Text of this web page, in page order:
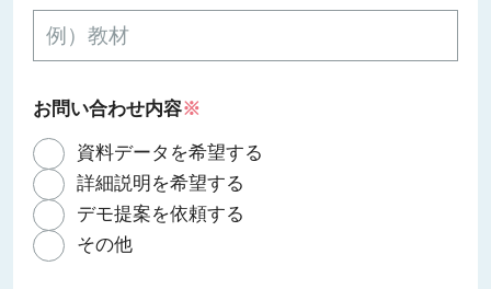
お問い合わせ内容※
資料データを希望する
詳細説明を希望する
デモ提案を依頼する
その他